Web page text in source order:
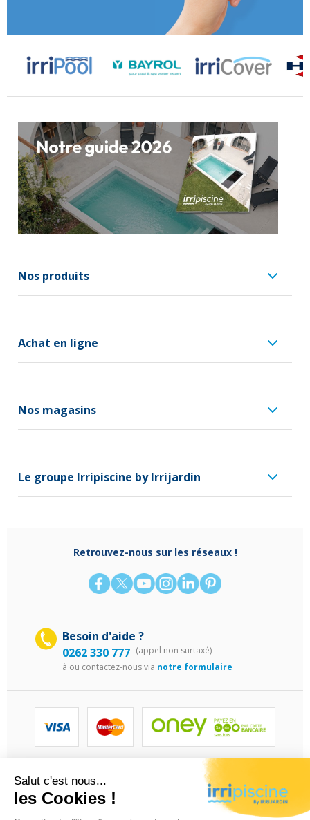
Nos produits
Achat en ligne
Nos magasins
Le groupe Irripiscine by Irrijardin
Retrouvez-nous sur les réseaux !
Besoin d'aide ?
0262 330 777 (appel non surtaxé)
à ou contactez-nous via notre formulaire
©Irripiscine 2025 Conditions générales de ventes